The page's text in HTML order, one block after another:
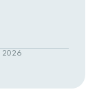
2026